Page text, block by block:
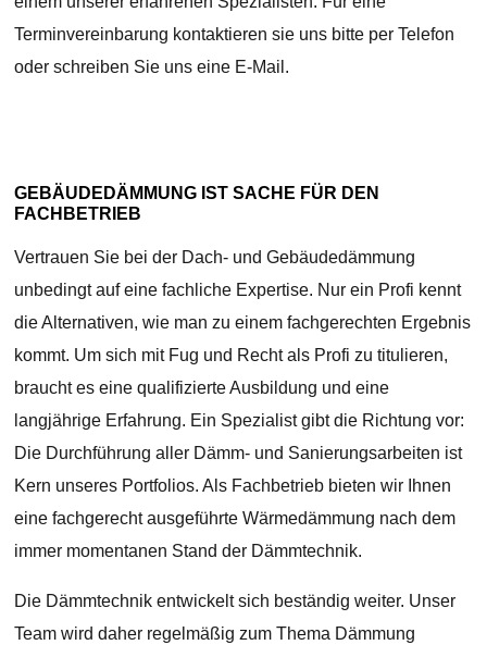
Terminvereinbarung kontaktieren sie uns bitte per Telefon
oder schreiben Sie uns eine E-Mail.
GEBÄUDEDÄMMUNG IST SACHE FÜR DEN
FACHBETRIEB
Vertrauen Sie bei der Dach- und Gebäudedämmung
unbedingt auf eine fachliche Expertise. Nur ein Profi kennt
die Alternativen, wie man zu einem fachgerechten Ergebnis
kommt. Um sich mit Fug und Recht als Profi zu titulieren,
braucht es eine qualifizierte Ausbildung und eine
langjährige Erfahrung. Ein Spezialist gibt die Richtung vor:
Die Durchführung aller Dämm- und Sanierungsarbeiten ist
Kern unseres Portfolios. Als Fachbetrieb bieten wir Ihnen
eine fachgerecht ausgeführte Wärmedämmung nach dem
immer momentanen Stand der Dämmtechnik.
Die Dämmtechnik entwickelt sich beständig weiter. Unser
Team wird daher regelmäßig zum Thema Dämmung